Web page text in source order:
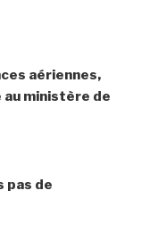
aériennes,
ministère de
pas de